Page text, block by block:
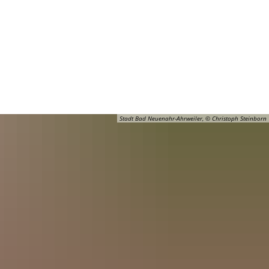
Stadt Bad Neuenahr-Ahrweiler, © Christoph Steinborn